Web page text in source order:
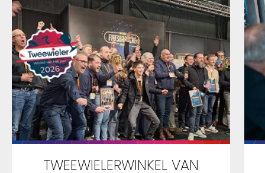
TWEEWIELERWINKEL VAN